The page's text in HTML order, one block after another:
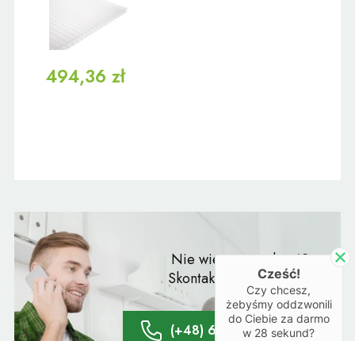
494,36 zł
Nie wiesz co wybrać?
Skontaktuj się z naszym
doradcą:
(+48) 61 428 20 66
Cześć!
Czy chcesz,
żebyśmy oddzwonili
do Ciebie za darmo
w 28 sekund?